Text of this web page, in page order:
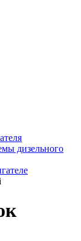
дизельного